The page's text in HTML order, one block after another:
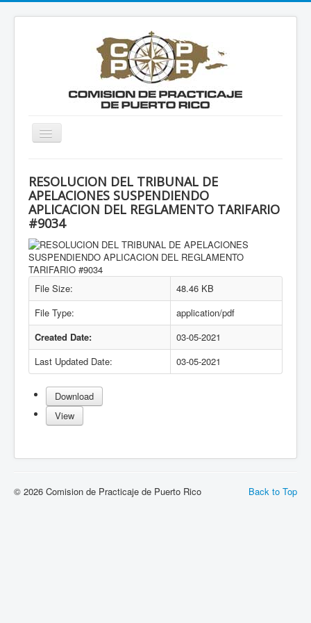
Toggle
Navigation
Acerca de nosotros
Documentos
Archivos
Contáctanos
Practico Aprendiz
Documentos Revisión Tarifaria 2018
Documentos Revisión Tarifaria 2023
RESOLUCION DEL TRIBUNAL DE
APELACIONES SUSPENDIENDO
APLICACION DEL REGLAMENTO TARIFARIO
#9034
File Size:
48.46 KB
File Type:
application/pdf
Created Date:
03-05-2021
Last Updated Date:
03-05-2021
Download
View
Back to Top
© 2026 Comision de Practicaje de Puerto Rico